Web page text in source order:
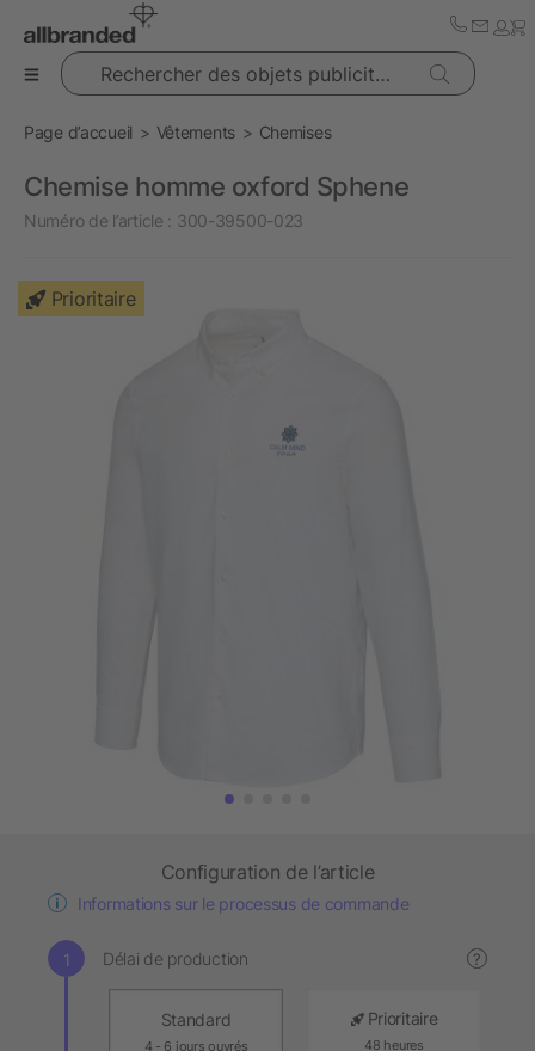
Rechercher des objets publicitaires
Page d’accueil Vêtements Chemises
Chemise homme oxford Sphene
Numéro de l’article : 300-39500-023
Prioritaire
Configuration de l’article
Informations sur le processus de commande
Délai de production ?
Standard
4 - 6 jours ouvrés
Prioritaire
48 heures